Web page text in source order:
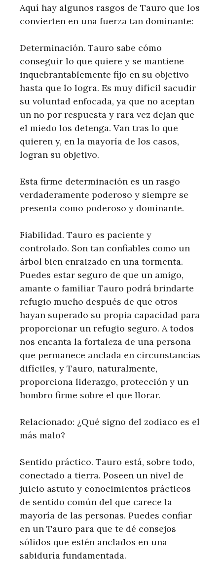
Aquí hay algunos rasgos de Tauro que los
convierten en una fuerza tan dominante:
Determinación. Tauro sabe cómo
conseguir lo que quiere y se mantiene
inquebrantablemente fijo en su objetivo
hasta que lo logra. Es muy difícil sacudir
su voluntad enfocada, ya que no aceptan
un no por respuesta y rara vez dejan que
el miedo los detenga. Van tras lo que
quieren y, en la mayoría de los casos,
logran su objetivo.
Esta firme determinación es un rasgo
verdaderamente poderoso y siempre se
presenta como poderoso y dominante.
Fiabilidad. Tauro es paciente y
controlado. Son tan confiables como un
árbol bien enraizado en una tormenta.
Puedes estar seguro de que un amigo,
amante o familiar Tauro podrá brindarte
refugio mucho después de que otros
hayan superado su propia capacidad para
proporcionar un refugio seguro. A todos
nos encanta la fortaleza de una persona
que permanece anclada en circunstancias
difíciles, y Tauro, naturalmente,
proporciona liderazgo, protección y un
hombro firme sobre el que llorar.
Relacionado: ¿Qué signo del zodiaco es el
más malo?
Sentido práctico. Tauro está, sobre todo,
conectado a tierra. Poseen un nivel de
juicio astuto y conocimientos prácticos
de sentido común del que carece la
mayoría de las personas. Puedes confiar
en un Tauro para que te dé consejos
sólidos que estén anclados en una
sabiduría fundamentada.